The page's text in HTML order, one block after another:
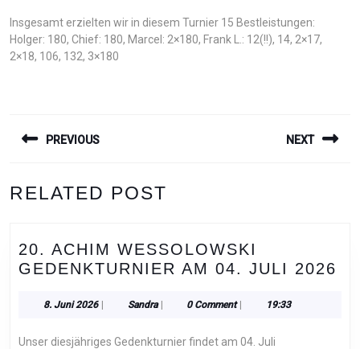
Insgesamt erzielten wir in diesem Turnier 15 Bestleistungen:
Holger: 180, Chief: 180, Marcel: 2×180, Frank L.: 12(!!), 14, 2×17,
2×18, 106, 132, 3×180
PREVIOUS
post:
NEXT
RELATED POST
20. ACHIM WESSOLOWSKI
GEDENKTURNIER AM 04. JULI 2026
8. Juni 20268.| SandraSandra
| 0 Comment | 19:33
Unser diesjähriges Gedenkturnier findet am 04. Juli